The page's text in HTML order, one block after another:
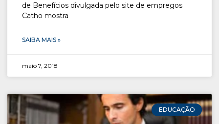
de Benefícios divulgada pelo site de empregos
Catho mostra
SAIBA MAIS »
maio 7, 2018
EDUCAÇÃO